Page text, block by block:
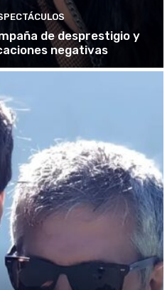
de desprestigio y
negativas